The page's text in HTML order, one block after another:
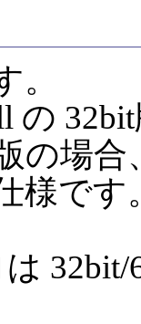
。
の
の場合
様です